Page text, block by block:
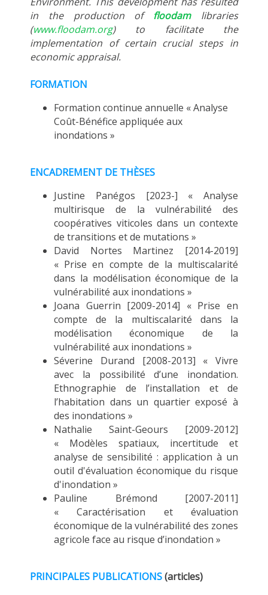
in the production of floodamlibraries
(www.floodam.org) to facilitate the
implementation of certain crucial steps in
economic appraisal.
FORMATION
Formation continue annuelle « Analyse
Coût-Bénéfice appliquée aux
inondations »
ENCADREMENT DE THÈSES
Justine Panégos [2023-] « Analyse
multirisque de la vulnérabilité des
coopératives viticoles dans un contexte
de transitions et de mutations »
David Nortes Martinez [2014-2019]
« Prise en compte de la multiscalarité
dans la modélisation économique de la
vulnérabilité aux inondations »
Joana Guerrin [2009-2014] « Prise en
compte de la multiscalarité dans la
modélisation économique de la
vulnérabilité aux inondations »
Séverine Durand [2008-2013] « Vivre
avec la possibilité d’une inondation.
Ethnographie de l’installation et de
l’habitation dans un quartier exposé à
des inondations »
Nathalie Saint-Geours [2009-2012]
« Modèles spatiaux, incertitude et
analyse de sensibilité : application à un
outil d'évaluation économique du risque
d'inondation »
Pauline Brémond [2007-2011]
« Caractérisation et évaluation
économique de la vulnérabilité des zones
agricole face au risque d’inondation »
PRINCIPALES PUBLICATIONS(articles)